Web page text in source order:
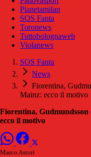
Pianetamilan
SOS Fanta
Toronews
Tuttobolognaweb
Violanews
SOS Fanta
News
Fiorentina,
Mainz: ecco il motivo
Fiorentina, Gudmundsson
ecco il motivo
Marco Astori